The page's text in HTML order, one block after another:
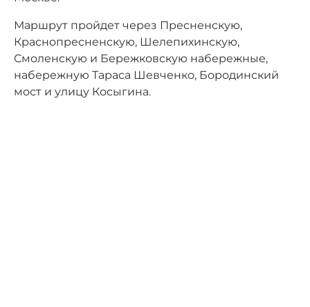
Маршрут пройдет через Пресненскую,
Краснопресненскую, Шелепихинскую,
Смоленскую и Бережковскую набережные,
набережную Тараса Шевченко, Бородинский
мост и улицу Косыгина.